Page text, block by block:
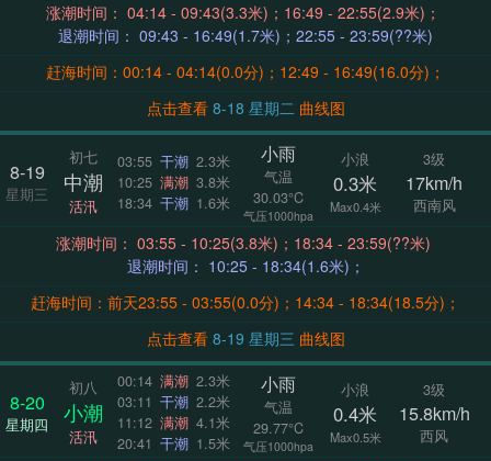
涨潮时间： 04:14 - 09:43(3.3米)；16:49 - 22:55(2.9米)；
退潮时间： 09:43 - 16:49(1.7米)；22:55 - 23:59(??米)
赶海时间：00:14 - 04:14(0.0分)；12:49 - 16:49(16.0分)；
点击查看
8-18 星期二 曲线图
8-19
星期三
初七
中潮
活汛
03:55 干潮 2.3米
10:25 满潮 3.8米
18:34 干潮 1.6米
小雨
气温
30.03°C
气压1000hpa
小浪
0.3米
Max0.4米
3级
17km/h
西南风
涨潮时间： 03:55 - 10:25(3.8米)；18:34 - 23:59(??米)
退潮时间： 10:25 - 18:34(1.6米)；
赶海时间：前天23:55 - 03:55(0.0分)；14:34 - 18:34(18.5分)；
点击查看
8-19 星期三 曲线图
8-20
星期四
初八
小潮
活汛
00:14 满潮 2.3米
03:11 干潮 2.2米
11:12 满潮 4.1米
20:41 干潮 1.5米
小雨
气温
29.77°C
气压1000hpa
小浪
0.4米
Max0.5米
3级
15.8km/h
西风